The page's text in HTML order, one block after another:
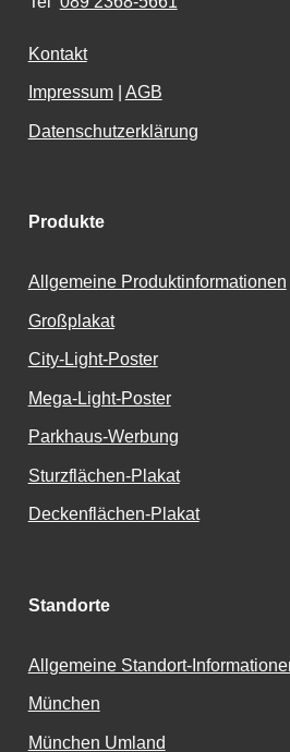
Kontakt
Impressum| AGB
Datenschutzerklärung
Produkte
Allgemeine Produktinformationen
Großplakat
City-Light-Poster
Mega-Light-Poster
Parkhaus-Werbung
Sturzflächen-Plakat
Deckenflächen-Plakat
Standorte
Allgemeine Standort-
München
München Umland